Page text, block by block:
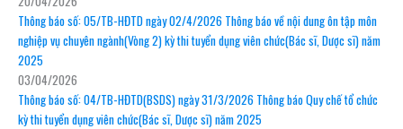
Thông báo số: 05/TB-HĐTD ngày 02/4/2026 Thông báo về nội dung ôn tập môn
nghiệp vụ chuyên ngành(Vòng 2) kỳ thi tuyển dụng viên chức(Bác sĩ, Dược sĩ) năm
2025
03/04/2026
Thông báo số: 04/TB-HĐTD(BSDS) ngày 31/3/2026 Thông báo Quy chế tổ chức
kỳ thi tuyển dụng viên chức(Bác sĩ, Dược sĩ) năm 2025